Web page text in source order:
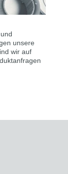
unsere
wir auf